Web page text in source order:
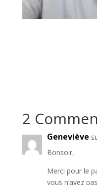
2
Geneviève
Bonsoir,
Merci pour le
vous n’avez